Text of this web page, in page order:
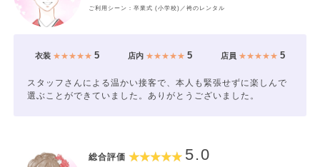
ご利用シーン：卒業式 (小学校)／袴のレンタル
衣装★★★★★ 5 店内★★★★★ 5 店員 ★★★★★5
スタッフさんによる温かい接客で、本人も緊張せずに楽しんで
選ぶことができていました。ありがとうございました。
総合評価 5.0